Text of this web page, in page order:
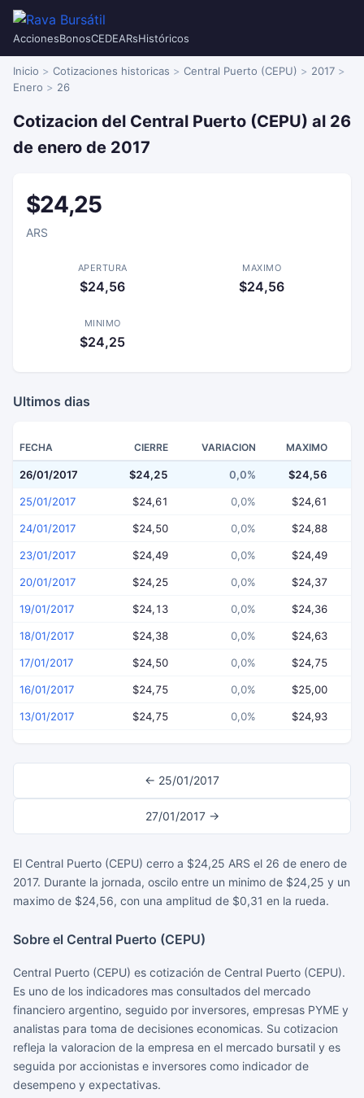
AccionesBonosCEDEARsHistóricos
Inicio Cotizaciones historicas Central Puerto (CEPU)
2017
Enero
26
Cotizacion del Central Puerto (CEPU) al 26
de enero de 2017
$24,25
ARS
APERTURA
$24,56
MAXIMO
$24,56
MINIMO
$24,25
Ultimos dias
FECHA CIERRE VARIACION MAXIMO
26/01/2017 $24,25 0,0% $24,56
25/01/2017 $24,61 0,0% $24,61
24/01/2017 $24,50 0,0% $24,88
23/01/2017 $24,49 0,0% $24,49
20/01/2017 $24,25 0,0% $24,37
19/01/2017 $24,13 0,0% $24,36
18/01/2017 $24,38 0,0% $24,63
17/01/2017 $24,50 0,0% $24,75
16/01/2017 $24,75 0,0% $25,00
13/01/2017 $24,75 0,0% $24,93
← 25/01/2017
27/01/2017 →
El Central Puerto (CEPU) cerro a $24,25 ARS el 26 de enero de
2017. Durante la jornada, oscilo entre un minimo de $24,25 y un
maximo de $24,56, con una amplitud de $0,31 en la rueda.
Sobre el Central Puerto (CEPU)
Central Puerto (CEPU) es cotización de Central Puerto (CEPU).
Es uno de los indicadores mas consultados del mercado
financiero argentino, seguido por inversores, empresas PYME y
analistas para toma de decisiones economicas. Su cotizacion
refleja la valoracion de la empresa en el mercado bursatil y es
seguida por accionistas e inversores como indicador de
desempeno y expectativas.